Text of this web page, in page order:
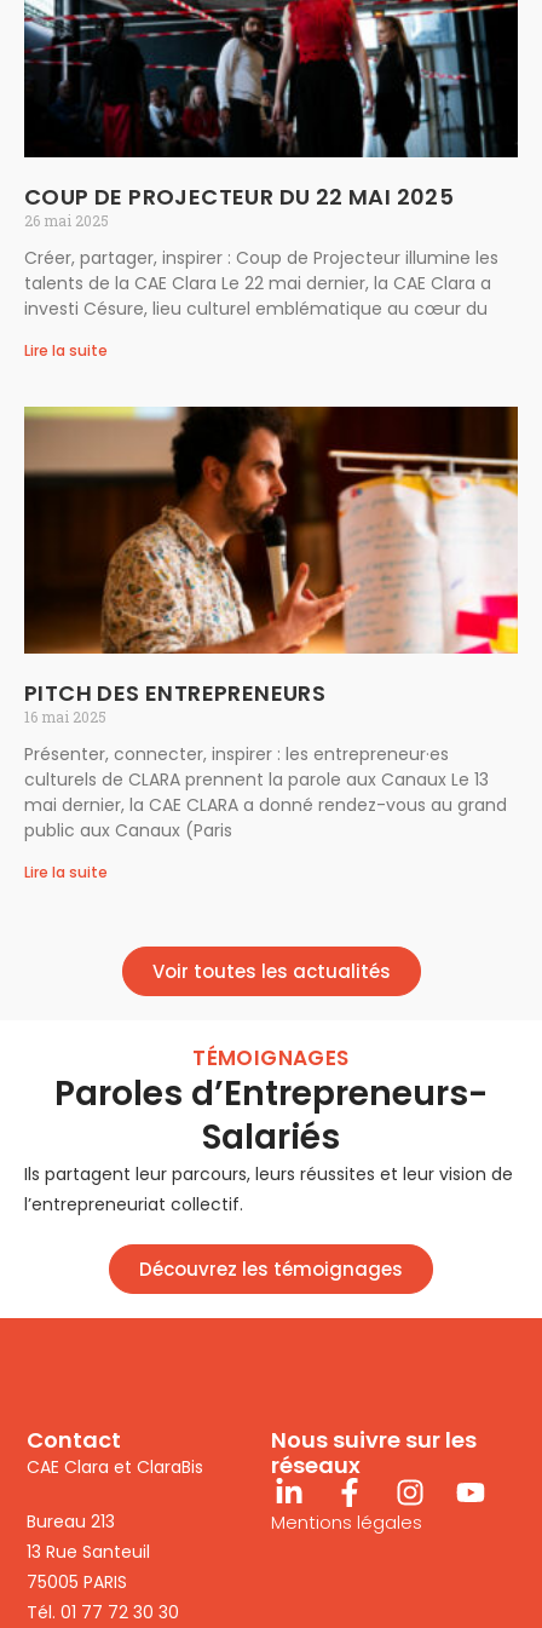
COUP DE PROJECTEUR DU 22 MAI 2025
26 mai 2025
Créer, partager, inspirer : Coup de Projecteur illumine les
talents de la CAE Clara Le 22 mai dernier, la CAE Clara a
investi Césure, lieu culturel emblématique au cœur du
Lire la suite
PITCH DES ENTREPRENEURS
16 mai 2025
Présenter, connecter, inspirer : les entrepreneur·es
culturels de CLARA prennent la parole aux Canaux Le 13
mai dernier, la CAE CLARA a donné rendez-vous au grand
public aux Canaux (Paris
Lire la suite
Voir toutes les actualités
TÉMOIGNAGES
Paroles d’Entrepreneurs-
Salariés
Ils partagent leur parcours, leurs réussites et leur vision de
l’entrepreneuriat collectif.
Découvrez les témoignages
Contact
CAE Clara et ClaraBis
Bureau 213
13 Rue Santeuil
75005 PARIS
Tél. 01 77 72 30 30
Nous suivre sur les
réseaux
Mentions légales